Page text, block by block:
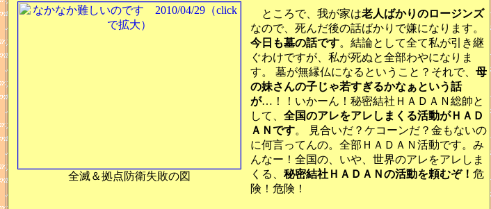
全滅＆拠点防衛失敗の図
ところで、我が家は老人ばかりのロージンズ
なので、死んだ後の話ばかりで嫌になります。
今日も墓の話です。結論として全て私が引き継
ぐわけですが、私が死ぬと全部わやになりま
す。 墓が無縁仏になるということ？それで、 母
の妹さんの子じゃ若すぎるかなぁという話
が…！！いかーん！秘密結社ＨＡＤＡＮ総帥と
して、 全国のアレをアレしまくる活動がＨＡＤ
ＡＮです。 見合いだ？ケコーンだ？金もないの
に何言ってんの。全部ＨＡＤＡＮ活動です。み
んなー！全国の、いや、世界のアレをアレしま
くる、 秘密結社ＨＡＤＡＮの活動を頼むぞ！ 危
険！危険！